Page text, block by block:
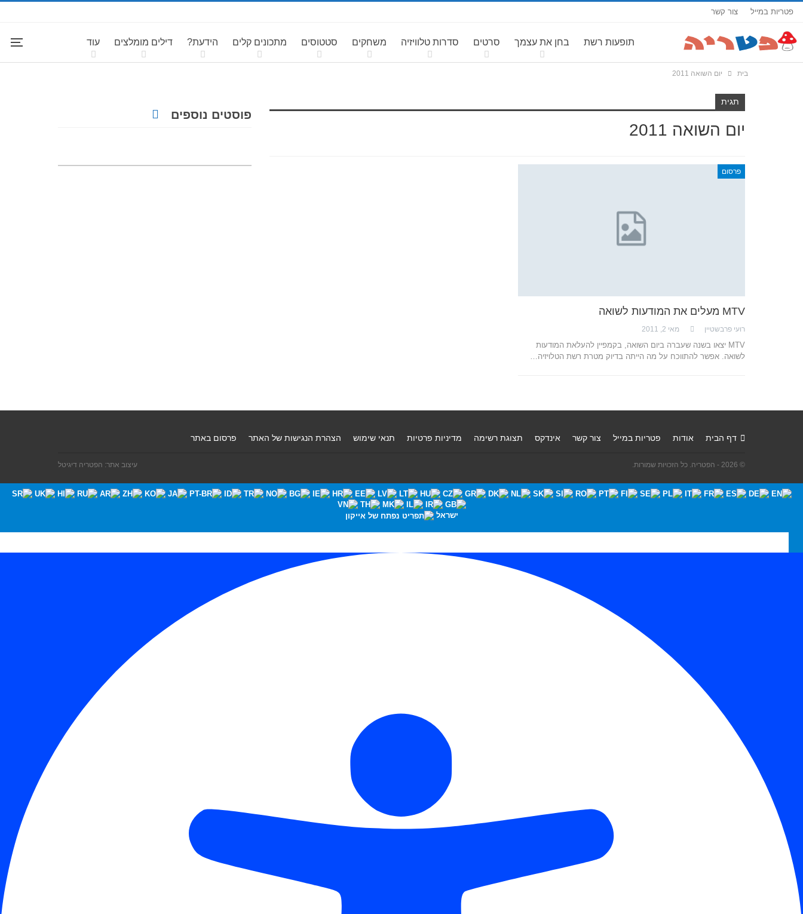
פטריות במייל צור קשר
תופעות רשת בחן את עצמך סרטים סדרות טלוויזיה משחקים סטטוסים מתכונים קלים הידעת? דילים מומלצים עוד
בית יום השואה 2011
תגית
יום השואה 2011
פרסום
MTV מעלים את המודעות לשואה
רועי פרבשטיין מאי 2, 2011
MTV יצאו בשנה שעברה ביום השואה, בקמפיין להעלאת המודעות
לשואה. אפשר להתווכח על מה הייתה בדיוק מטרת רשת הטלויזיה…
פוסטים נוספים
דף הבית אודות פטריות במייל צור קשר אינדקס תצוגת רשימה מדיניות פרטיות תנאי שימוש הצהרת הנגישות של האתר פרסום באתר
© 2026 - הפטריה. כל הזכויות שמורות. עיצוב אתר: הפטריה דיגיטל
ישראל